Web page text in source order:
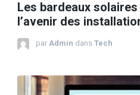
Les bardeaux
l’avenir des
par Admin dans Tech